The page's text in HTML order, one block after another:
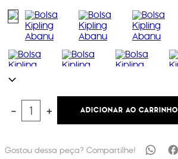
＋
－ ADICIONAR AO CARRINHO